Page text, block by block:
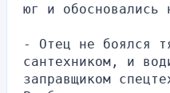
юг и обосновались
- Отец не боялся
сантехником, и
заправщиком